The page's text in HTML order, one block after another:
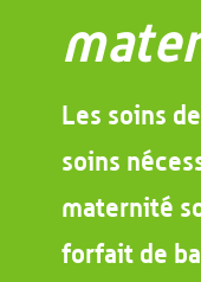
Les soins
soins
maternité
forfait de